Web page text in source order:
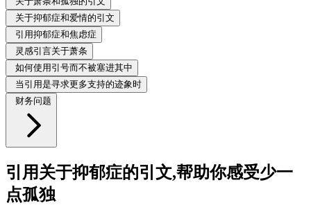
关于抑郁症和爱情的引文
引用抑郁症和焦虑症
灵感引言关于萧条
如何使用引号而不被塞进其中
当引用是寻求更多支持的迹象时
财务问题
引用关于抑郁症的引文,帮助你感受少一
点孤独